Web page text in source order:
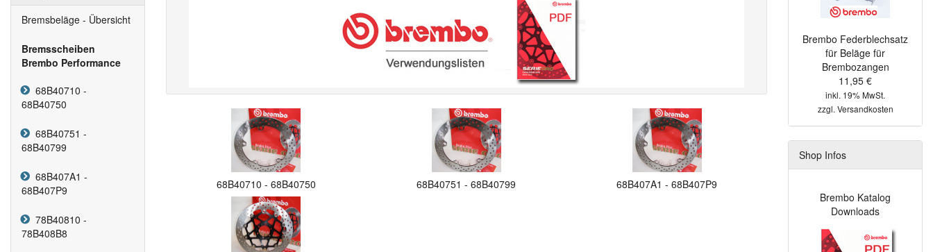
68B40710 - 68B40750 68B40751 - 68B40799 68B407A1 - 68B407P9
Bremsbeläge - Übersicht
Bremsscheiben
Brembo Performance
68B40710 -
68B40750
68B40751 -
68B40799
68B407A1 -
68B407P9
78B40810 -
78B408B8
Brembo Federblechsatz
für Beläge für
Brembozangen
11,95 €
inkl. 19% MwSt.
zzgl. Versandkosten
Shop Infos
Brembo Katalog
Downloads